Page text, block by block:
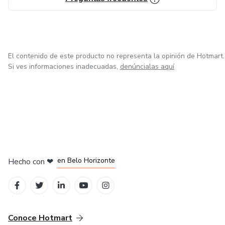
✔ Se puede imprimir ilimitadamente
✔ Computadora
Este tipo de actividad ayuda a desarrollar:
El contenido de este producto no representa la opinión de Hotmart.
Si ves informaciones inadecuadas, denúncialas aquí
Hecho con ❤ en Belo Horizonte
Conoce Hotmart